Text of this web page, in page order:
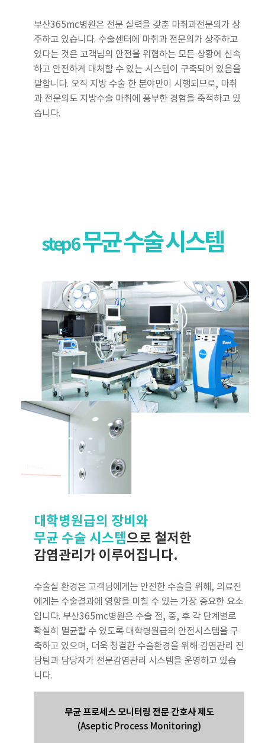
부산365mc병원은 전문 실력을 갖춘 마취과전문의가 상
주하고 있습니다. 수술센터에 마취과 전문의가 상주하고
있다는 것은 고객님의 안전을 위협하는 모든 상황에 신속
하고 안전하게 대처할 수 있는 시스템이 구축되어 있음을
말합니다. 오직 지방 수술 한 분야만이 시행되므로, 마취
과 전문의도 지방수술 마취에 풍부한 경험을 축적하고 있
습니다.
step 6무균 수술 시스템
대학병원급의 장비와
무균 수술 시스템으로 철저한
감염관리가 이루어집니다.
수술실 환경은 고객님에게는 안전한 수술을 위해, 의료진
에게는 수술결과에 영향을 미칠 수 있는 가장 중요한 요소
입니다. 부산365mc병원은 수술 전, 중, 후 각 단계별로
확실히 멸균할 수 있도록 대학병원급의 안전시스템을 구
축하고 있으며, 더욱 청결한 수술환경을 위해 감염관리 전
담팀과 담당자가 전문감염관리 시스템을 운영하고 있습
니다.
무균 프로세스 모니터링 전문 간호사 제도
(Aseptic Process Monitoring)